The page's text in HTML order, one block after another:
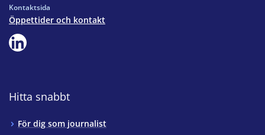
Kontaktsida
Öppettider och kontakt
Hitta snabbt
För dig som journalist